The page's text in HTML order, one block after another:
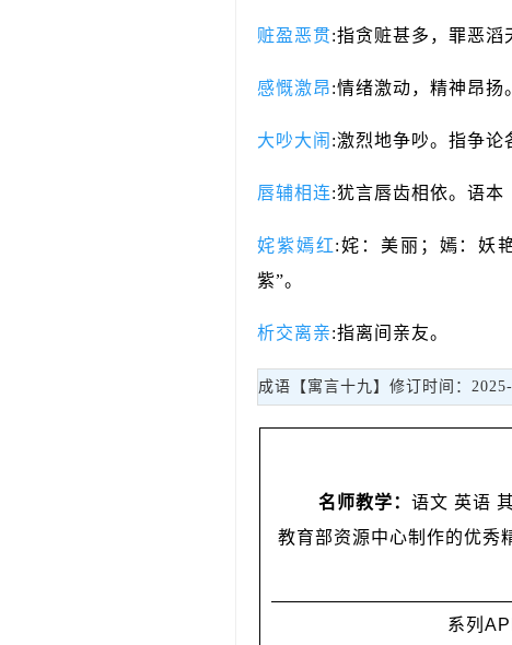
赃盈恶贯:指贪赃甚多，罪恶滔
感慨激昂:情绪激动，精神昂扬
大吵大闹 :激烈地争吵。指争论
唇辅相连:犹言唇齿相依。语本
姹紫嫣红:姹：美丽；嫣：妖
紫”。
析交离亲:指离间亲友。
成语【寓言十九】修订时间：
名师教学：语文 英语
教育部资源中心制作的优秀
系列